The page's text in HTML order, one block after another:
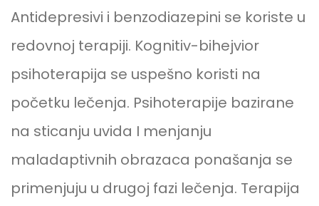
Antidepresivi i benzodiazepini se koriste u
redovnoj terapiji. Kognitiv-bihejvior
psihoterapija se uspešno koristi na
početku lečenja. Psihoterapije bazirane
na sticanju uvida I menjanju
maladaptivnih obrazaca ponašanja se
primenjuju u drugoj fazi lečenja. Terapija